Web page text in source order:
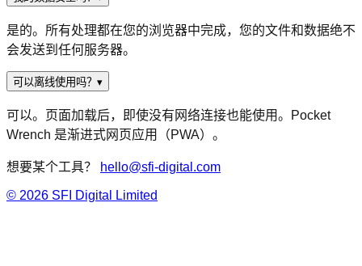
是的。所有处理都在您的浏览器中完成，您的文件和数据绝不
会发送到任何服务器。
可以离线使用吗？ ▾
可以。页面加载后，即使没有网络连接也能使用。Pocket
Wrench 是渐进式网页应用（PWA）。
想要某个工具？ hello@sfi-digital.com
© 2026 SFI Digital Limited